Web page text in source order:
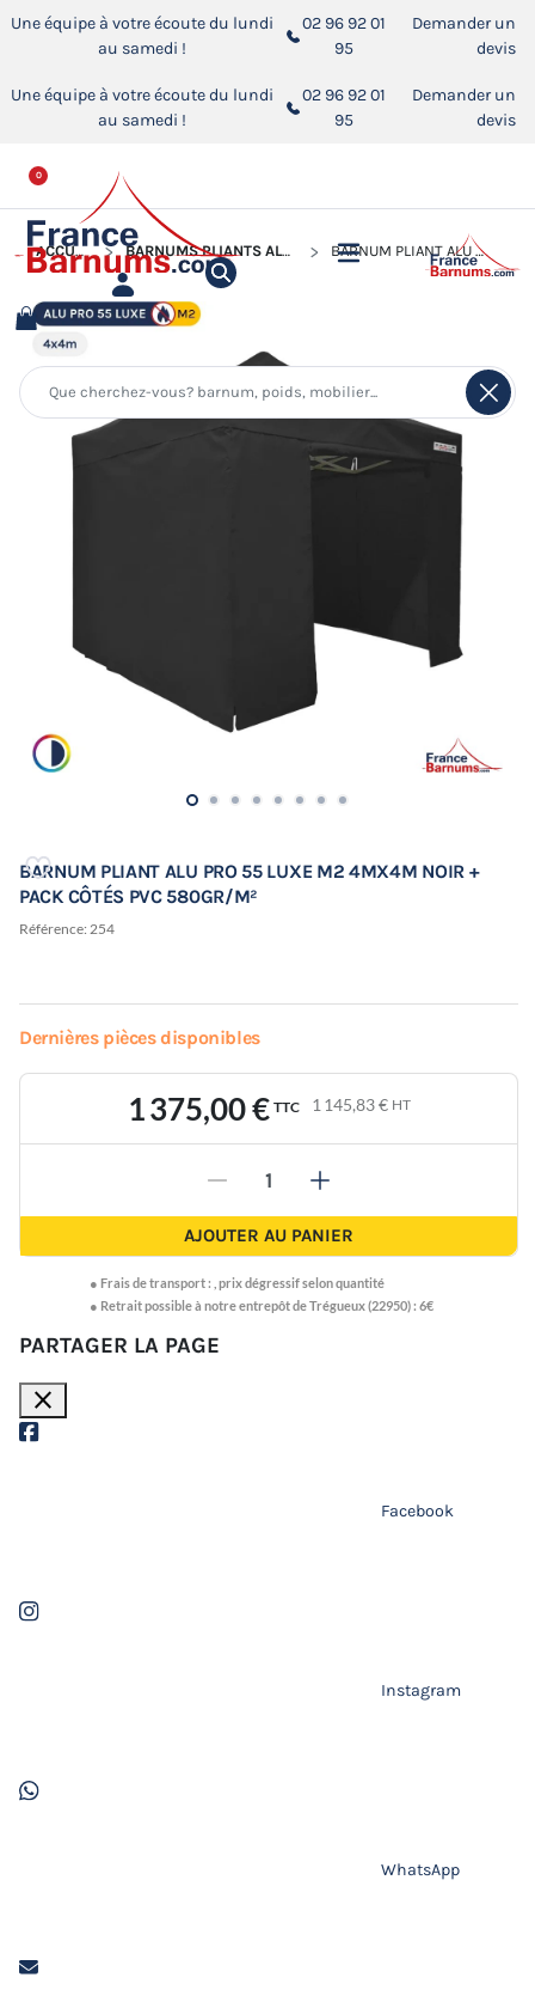
Une équipe à votre écoute du lundi
au samedi !
02 96 92 01
95
Demander un
devis
Une équipe à votre écoute du lundi
au samedi !
02 96 92 01
95
Demander un
devis
0
ACCUEIL BARNUMS PLIANTS ALUMINIUM PRO 55 LUXE M2 BARNUM PLIANT ALU PRO 55 LUXE M2 4MX4M NOIR + PACK CÔTÉS PVC 580GR/M²
BARNUM PLIANT ALU PRO 55 LUXE M2 4MX4M NOIR +
PACK CÔTÉS PVC 580GR/M²
Référence: 254
Dernières pièces disponibles
1 375,00 € TTC 1 145,83 € HT
- +
AJOUTER AU PANIER
● Frais de transport : prix dégressif selon quantité
● Retrait possible à notre entrepôt de Trégueux (22950) : 6€
PARTAGER LA PAGE
close
Facebook
Instagram
WhatsApp